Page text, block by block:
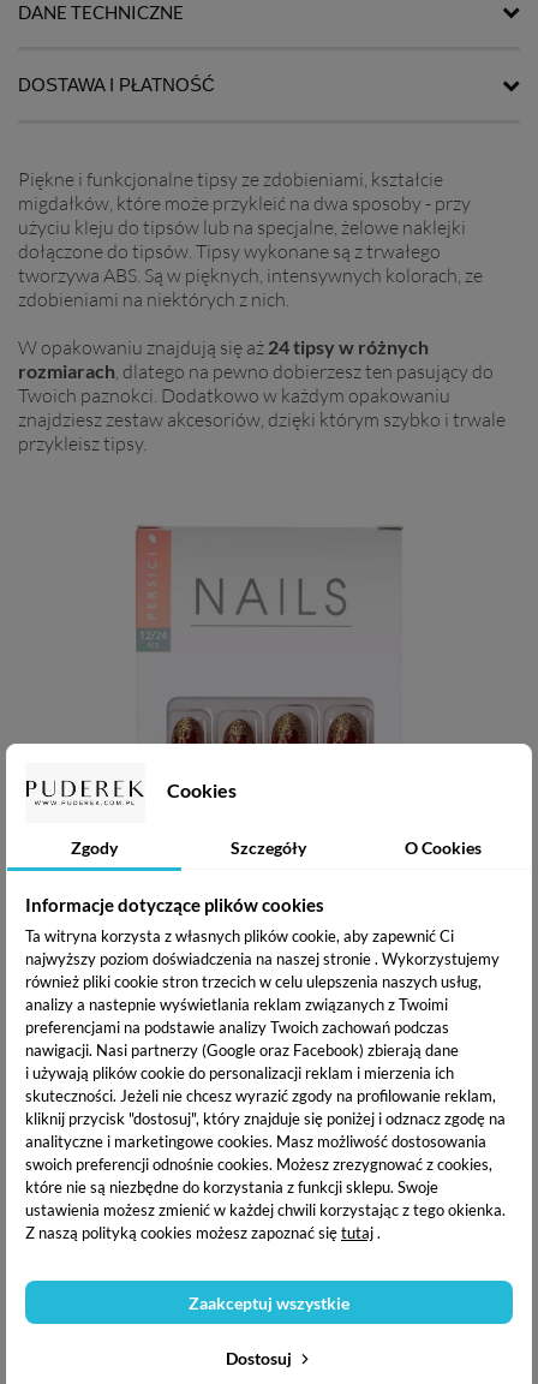
Cookies
Zgody Szczegóły O Cookies
Informacje dotyczące plików cookies
Ta witryna korzysta z własnych plików cookie, aby zapewnić Ci
najwyższy poziom doświadczenia na naszej stronie . Wykorzystujemy
również pliki cookie stron trzecich w celu ulepszenia naszych usług,
analizy a nastepnie wyświetlania reklam związanych z Twoimi
preferencjami na podstawie analizy Twoich zachowań podczas
nawigacji. Nasi partnerzy (Google oraz Facebook) zbierają dane
i używają plików cookie do personalizacji reklam i mierzenia ich
skuteczności. Jeżeli nie chcesz wyrazić zgody na profilowanie reklam,
kliknij przycisk "dostosuj", który znajduje się poniżej i odznacz zgodę na
analityczne i marketingowe cookies. Masz możliwość dostosowania
swoich preferencji odnośnie cookies. Możesz zrezygnować z cookies,
które nie są niezbędne do korzystania z funkcji sklepu. Swoje
ustawienia możesz zmienić w każdej chwili korzystając z tego okienka.
Z naszą polityką cookies możesz zapoznać siętutaj.
Dostosuj
Zaakceptuj wszystkie
DANE TECHNICZNE
DOSTAWA I PŁATNOŚĆ
Piękne i funkcjonalne tipsy ze zdobieniami, kształcie
migdałków, które może przykleić na dwa sposoby - przy
użyciu kleju do tipsów lub na specjalne, żelowe naklejki
dołączone do tipsów. Tipsy wykonane są z trwałego
tworzywa ABS. Są w pięknych, intensywnych kolorach, ze
zdobieniami na niektórych z nich.
W opakowaniu znajdują się aż 24 tipsy w różnych
rozmiarach, dlatego na pewno dobierzesz ten pasujący do
Twoich paznokci. Dodatkowo w każdym opakowaniu
znajdziesz zestaw akcesoriów, dzięki którym szybko i trwale
przykleisz tipsy.
Uwaga! Do tipsów nie jest dołączony klej do tipsów.
Opakowanie zawiera:
24 tipsy;
patyczek do odsuwania skórek;
nasączony wacik do przemywania płytki;